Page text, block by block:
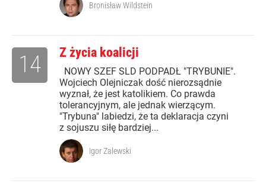
Bronisław Wildstein
Z życia koalicji
NOWY SZEF SLD PODPADŁ "TRYBUNIE".
Wojciech Olejniczak dość nierozsądnie
wyznał, że jest katolikiem. Co prawda
tolerancyjnym, ale jednak wierzącym.
"Trybuna" labiedzi, że ta deklaracja czyni
z sojuszu siłę bardziej...
14
Igor Zalewski